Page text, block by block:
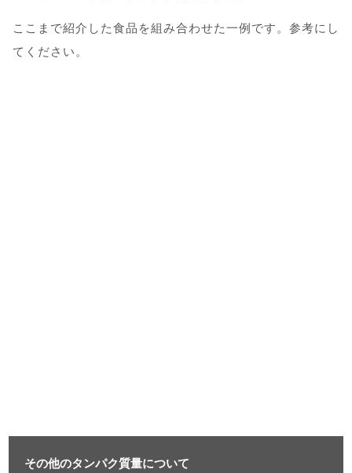
ここまで紹介した食品を組み合わせた一例です。参考にし
てください。
その他のタンパク質量について